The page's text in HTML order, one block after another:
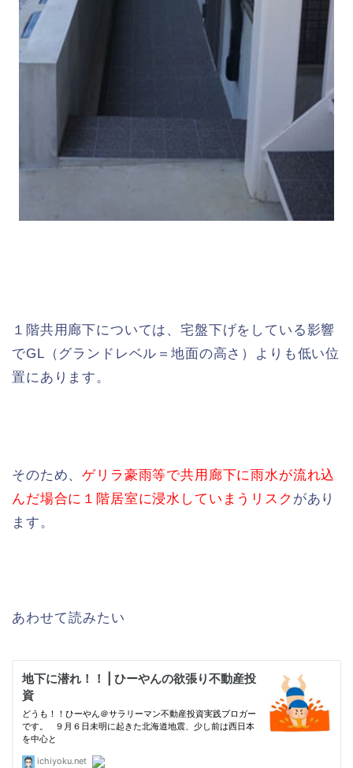
１階共用廊下については、宅盤下げをしている影響
でGL（グランドレベル＝地面の高さ）よりも低い位
置にあります。
そのため、ゲリラ豪雨等で共用廊下に雨水が流れ込
んだ場合に１階居室に浸水していまうリスク があり
ます。
あわせて読みたい